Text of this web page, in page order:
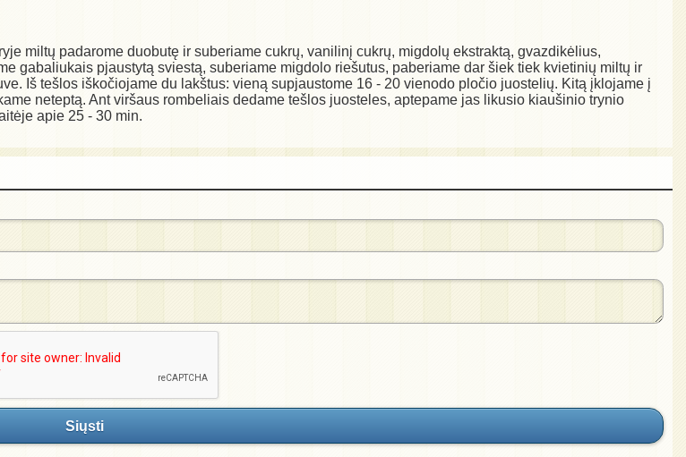
miltų padarome duobutę ir suberiame cukrų, vanilinį cukrų, migdolų ekstraktą, gvazdikėlius,
gabaliukais pjaustytą sviestą, suberiame migdolo riešutus, paberiame dar šiek tiek kvietinių miltų ir
Iš tešlos iškočiojame du lakštus: vieną supjaustome 16 - 20 vienodo pločio juostelių. Kitą įklojame į
neteptą. Ant viršaus rombeliais dedame tešlos juosteles, aptepame jas likusio kiaušinio trynio
apie 25 - 30 min.
Siųsti